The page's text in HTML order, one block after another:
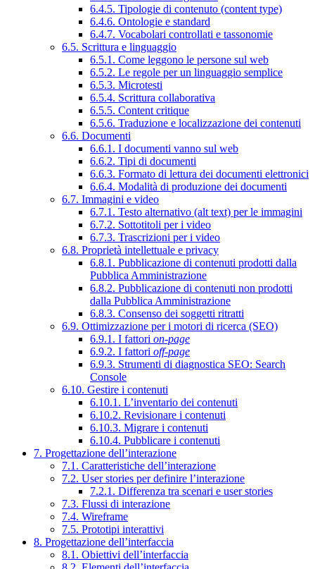
6.4.5. Tipologie di contenuto (content type)
6.4.6. Ontologie e standard
6.4.7. Vocabolari controllati e tassonomie
6.5. Scrittura e linguaggio
6.5.1. Come leggono le persone sul web
6.5.2. Le regole per un linguaggio semplice
6.5.3. Microtesti
6.5.4. Scrittura collaborativa
6.5.5. Content critique
6.5.6. Traduzione e localizzazione dei contenuti
6.6. Documenti
6.6.1. I documenti vanno sul web
6.6.2. Tipi di documenti
6.6.3. Formato di lettura dei documenti elettronici
6.6.4. Modalità di produzione dei documenti
6.7. Immagini e video
6.7.1. Testo alternativo (alt text) per le immagini
6.7.2. Sottotitoli per i video
6.7.3. Trascrizioni per i video
6.8. Proprietà intellettuale e privacy
6.8.1. Pubblicazione di contenuti prodotti dalla
Pubblica Amministrazione
6.8.2. Pubblicazione di contenuti non prodotti
dalla Pubblica Amministrazione
6.8.3. Consenso dei soggetti ritratti
6.9. Ottimizzazione per i motori di ricerca (SEO)
6.9.1. I fattori on-page
6.9.2. I fattori off-page
6.9.3. Strumenti di diagnostica SEO: Search
Console
6.10. Gestire i contenuti
6.10.1. L’inventario dei contenuti
6.10.2. Revisionare i contenuti
6.10.3. Migrare i contenuti
6.10.4. Pubblicare i contenuti
7. Progettazione dell’interazione
7.1. Caratteristiche dell’interazione
7.2. User stories per definire l’interazione
7.2.1. Differenza tra scenari e user stories
7.3. Flussi di interazione
7.4. Wireframe
7.5. Prototipi interattivi
8. Progettazione dell’interfaccia
8.1. Obiettivi dell’interfaccia